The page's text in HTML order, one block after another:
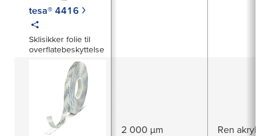
tesa® 4416
Sklisikker folie til
overflatebeskyttelse
2 000 µm Ren akryl